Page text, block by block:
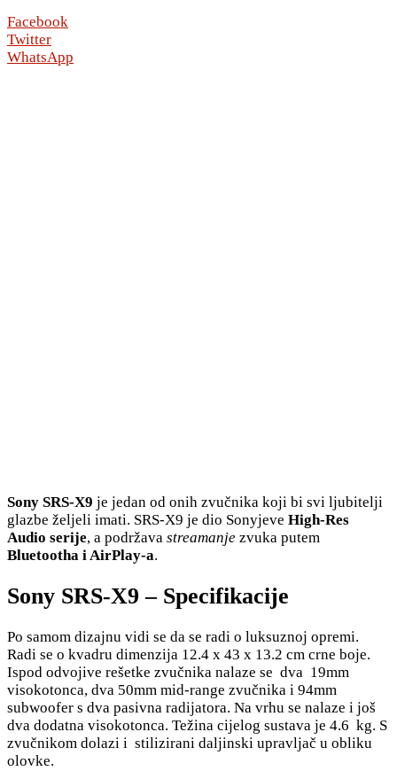
Facebook
Twitter
WhatsApp
Sony SRS-X9 je jedan od onih zvučnika koji bi svi ljubitelji
glazbe željeli imati. SRS-X9 je dio Sonyjeve High-Res
Audio serije, a podržava streamanje zvuka putem
Bluetootha i AirPlay-a.
Sony SRS-X9 – Specifikacije
Po samom dizajnu vidi se da se radi o luksuznoj opremi.
Radi se o kvadru dimenzija 12.4 x 43 x 13.2 cm crne boje.
Ispod odvojive rešetke zvučnika nalaze se dva 19mm
visokotonca, dva 50mm mid-range zvučnika i 94mm
subwoofer s dva pasivna radijatora. Na vrhu se nalaze i još
dva dodatna visokotonca. Težina cijelog sustava je 4.6 kg. S
zvučnikom dolazi i stilizirani daljinski upravljač u obliku
olovke.